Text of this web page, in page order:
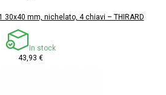
30x40 mm, nichelato, 4 chiavi – THIRARD
In stock
43,93 €